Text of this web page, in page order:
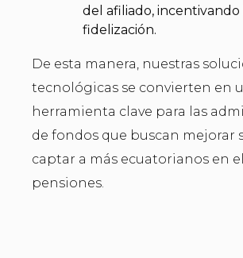
del afiliado, incentivando
fidelización.
De esta manera, nuestras
tecnológicas se convierten en
herramienta clave para las
de fondos que buscan mejorar
captar a más ecuatorianos en
pensiones.